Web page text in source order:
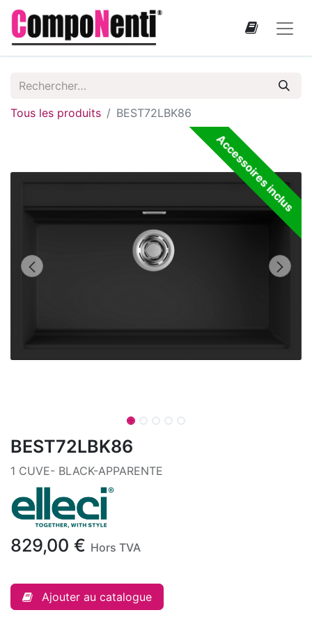
Tous les produits BEST72LBK86
Accessoires inclus
BEST72LBK86
1 CUVE- BLACK-APPARENTE
829,00 € Hors TVA
Ajouter au catalogue